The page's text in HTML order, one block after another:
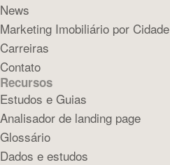
News
Marketing Imobiliário por Cidade
Carreiras
Contato
Recursos
Estudos e Guias
Analisador de landing page
Glossário
Dados e estudos